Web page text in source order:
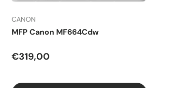
CANON
MFP Canon MF664Cdw
Redovna cijena
€319,00